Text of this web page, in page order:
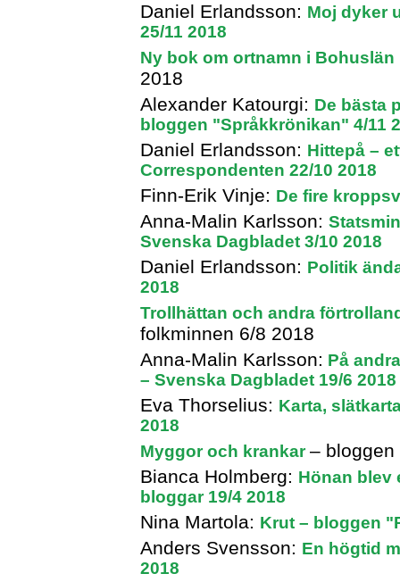
Daniel Erlandsson: Moj dyker
25/11 2018
Ny bok om ortnamn i Bohuslän
2018
Alexander Katourgi: De bästa
bloggen "Språkkrönikan" 4/11
Daniel Erlandsson: Hittepå –
Correspondenten 22/10 2018
Finn-Erik Vinje: De fire
Anna-Malin Karlsson:
Svenska Dagbladet 3/10 2018
Daniel Erlandsson: Politik
2018
Trollhättan och andra
folkminnen 6/8 2018
Anna-Malin Karlsson: På
– Svenska Dagbladet 19/6 2018
Eva Thorselius: Karta,
2018
Myggor och krankar– bloggen
Bianca Holmberg: Hönan blev
bloggar 19/4 2018
Nina Martola: Krut – bloggen
Anders Svensson: En högtid
2018